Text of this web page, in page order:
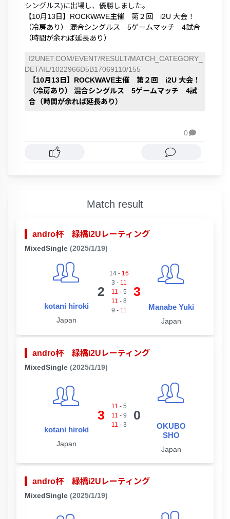
シングルス)に出場し、優勝しました。
【10月13日】ROCKWAVE主催 第２回 i2U 大会！
（冷房あり） 混合シングルス 5ゲームマッチ 4試合
（時間が余れば延長あり）
I2UNET.COM/EVENT/RESULT/MATCH_CATEGORY_
DETAIL/1022966D5B17069110/155
【10月13日】ROCKWAVE主催 第２回 i2U 大会！
（冷房あり） 混合シングルス 5ゲームマッチ 4試
合（時間が余れば延長あり）
0
Match result
andro杯 緑橋i2Uレーティング
MixedSingle (2025/1/19)
kotani hiroki
Japan
2
14- 16
3 - 11
11 - 5
11 - 8
9 - 11
3
Manabe Yuki
Japan
andro杯 緑橋i2Uレーティング
MixedSingle (2025/1/19)
kotani hiroki
Japan
3
11 - 5
11 - 9
11 - 3
0
OKUBO
SHO
Japan
andro杯 緑橋i2Uレーティング
MixedSingle (2025/1/19)